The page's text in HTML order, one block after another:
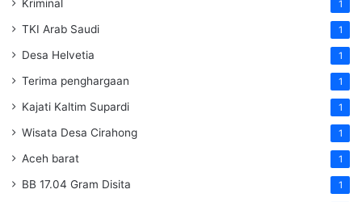
Kriminal 1
TKI Arab Saudi 1
Desa Helvetia 1
Terima penghargaan 1
Kajati Kaltim Supardi 1
Wisata Desa Cirahong 1
Aceh barat 1
BB 17.04 Gram Disita 1